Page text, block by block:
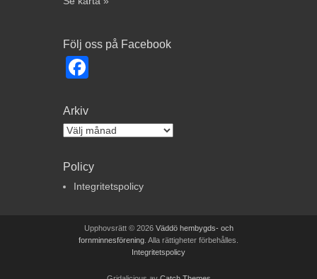
Följ oss på Facebook
Arkiv
Arkiv
Policy
Integritetspolicy
Upphovsrätt © 2026 Väddö hembygds- och
fornminnesförening . Alla rättigheter förbehålles.
Integritetspolicy